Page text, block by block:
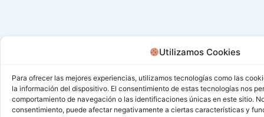
Utilizamos Cookies
Para ofrecer las mejores experiencias, utilizamos tecnologías como las
la información del dispositivo. El consentimiento de estas tecnologías nos
comportamiento de navegación o las identificaciones únicas en este sitio.
consentimiento, puede afectar negativamente a ciertas características y